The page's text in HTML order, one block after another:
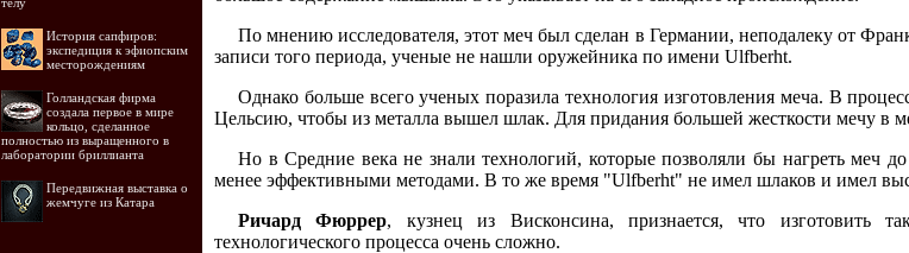
История сапфиров:
экспедиция к эфиопским
месторождениям
Голландская фирма
создала первое в мире
кольцо, сделанное
полностью из выращенного в
лаборатории бриллианта
Передвижная выставка о
жемчуге из Катара
По мнению исследователя, этот меч был сделан в Германии, неподалеку от
записи того периода, ученые не нашли оружейника по имени Ulfberht.
Однако больше всего ученых поразила технология изготовления меча. В
Цельсию, чтобы из металла вышел шлак. Для придания большей жесткости мечу в
Но в Средние века не знали технологий, которые позволяли бы нагреть меч
менее эффективными методами. В то же время "Ulfberht" не имел шлаков и имел
Ричард Фюррер, кузнец из Висконсина, признается, что изготовить
технологического процесса очень сложно.